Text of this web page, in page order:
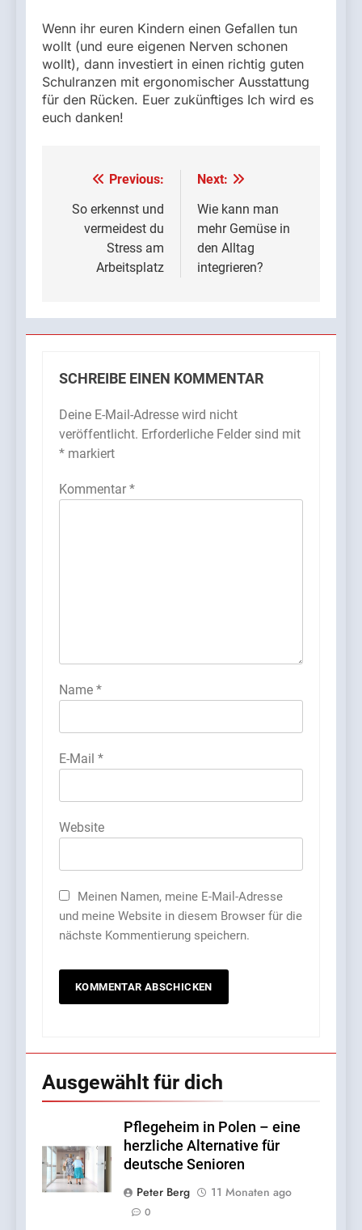
Wenn ihr euren Kindern einen Gefallen tun
wollt (und eure eigenen Nerven schonen
wollt), dann investiert in einen richtig guten
Schulranzen mit ergonomischer Ausstattung
für den Rücken. Euer zukünftiges Ich wird es
euch danken!
Beitrags-
Navigation
Previous:
So erkennst und
vermeidest du
Stress am
Arbeitsplatz
Next:
Wie kann man
mehr Gemüse in
den Alltag
integrieren?
SCHREIBE EINEN KOMMENTAR
Deine E-Mail-Adresse wird nicht
veröffentlicht. Erforderliche Felder sind mit
* markiert
Kommentar *
Name *
E-Mail *
Website
Meinen Namen, meine E-Mail-Adresse
und meine Website in diesem Browser für die
nächste Kommentierung speichern.
Ausgewählt für dich
Pflegeheim in Polen – eine
herzliche Alternative für
deutsche Senioren
Peter Berg
11 Monaten ago
0
So gelingt der Mathe-Start in
FAMILIE
eine Marke und wo kann
man sie kaufen?
LEBENSSTIL